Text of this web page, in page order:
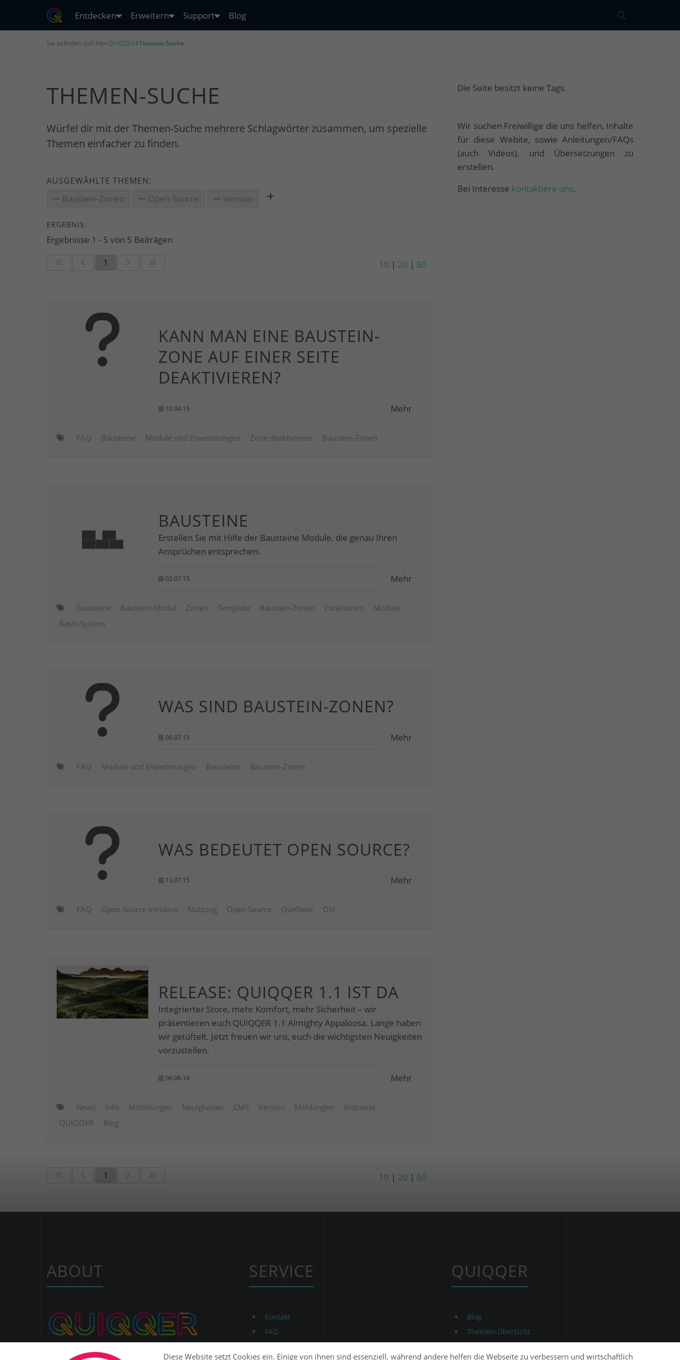
Entdecken Erweitern Support Blog
Sie befinden sich hier:QUIQQER Themen-Suche
THEMEN-SUCHE
Würfel dir mit der Themen-Suche mehrere Schlagwörter zusammen, um spezielle
Themen einfacher zu finden.
AUSGEWÄHLTE THEMEN:
Baustein-Zonen Open Source Version
ERGEBNIS:
Ergebnisse 1 - 5 von 5 Beiträgen
1
10 | 20 | 50
KANN MAN EINE BAUSTEIN-
ZONE AUF EINER SEITE
DEAKTIVIEREN?
10.04.15 Mehr
FAQ Bausteine Module und Erweiterungen Zone deaktivieren Baustein-Zonen
BAUSTEINE
Erstellen Sie mit Hilfe der Bausteine Module, die genau Ihren
Ansprüchen entsprechen.
02.07.15 Mehr
Bausteine Baustein-Modul Zonen Template Baustein-Zonen Funktionen
Module
Basis-System
WAS SIND BAUSTEIN-ZONEN?
06.07.15 Mehr
FAQ Module und Erweiterungen Bausteine Baustein-Zonen
WAS BEDEUTET OPEN SOURCE?
13.07.15 Mehr
FAQ Open Source Initiative Nutzung Open Source Quelltext OSI
RELEASE: QUIQQER 1.1 IST DA
Integrierter Store, mehr Komfort, mehr Sicherheit – wir
präsentieren euch QUIQQER 1.1 Almighty Appaloosa. Lange haben
wir getüftelt. Jetzt freuen wir uns, euch die wichtigsten Neuigkeiten
vorzustellen.
06.06.18 Mehr
News Info Mitteilungen Neuigkeiten CMS Version Meldungen
Webseite
QUIQQER
Blog
1 10 | 20 | 50
Die Seite besitzt keine Tags.
Wir suchen Freiwillige die uns helfen, Inhalte
für diese Webite, sowie Anleitungen/FAQs
(auch Videos), und Übersetzungen zu
erstellen.
Bei Interesse kontaktiere uns.
ABOUT
Ob Website, SaaS-Plattform, E-Commerce oder ERP:
SERVICE
Kontakt
FAQ
QUIQQER
Blog
Themen-Übersicht
Diese Website setzt Cookies ein. Einige von ihnen sind essenziell, während andere helfen die Webseite zu verbessern und wirtschaftlich